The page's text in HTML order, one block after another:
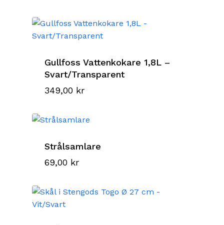
Gullfoss Vattenkokare 1,8L –
Svart/Transparent
349,00 kr
Strålsamlare
69,00 kr